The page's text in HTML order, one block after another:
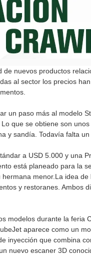
nuevos productos
al sector los precios
un paso más al modelo
que se obtiene son
y sandía. Todavía falta
a USD 5.000 y una
está planeado para la
menor.La idea
y restoranes. Ambos
modelos durante la
aparece como un
inyección que combina
nuevo escaner 3D